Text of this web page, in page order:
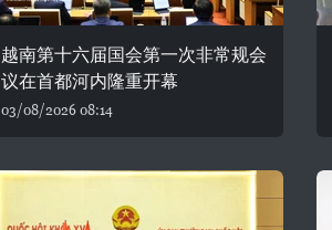
越南第十六届国会第一次非常规会
议在首都河内隆重开幕
03/08/2026 08:14